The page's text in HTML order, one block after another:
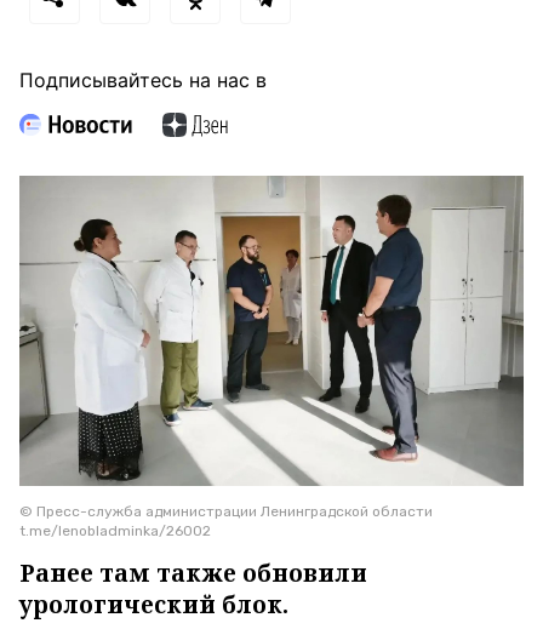
Подписывайтесь на нас в
© Пресс-служба администрации Ленинградской области
t.me/lenobladminka/26002
Ранее там также обновили
урологический блок.